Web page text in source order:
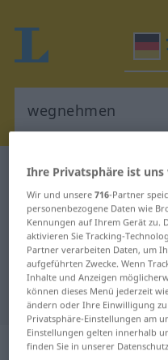
Deutsch-Chinesisch
Deutsch-
für
"wegnehmen"
Übersetzung
Ihre Privatsphäre ist
Wir und unsere716-Partner
personenbezogene Daten wie
Kennungen auf Ihrem Gerät zu.
aktivieren Sie Tracking-
Partner verarbeiten Daten, um
aufgeführten Zwecke. Wenn
Inhalte und Anzeigen
können dieses Menü jederzeit
ändern oder Ihre Einwilligung
Privatsphäre-Einstellungen am
Einstellungen gelten innerhalb
finden Sie in unserer